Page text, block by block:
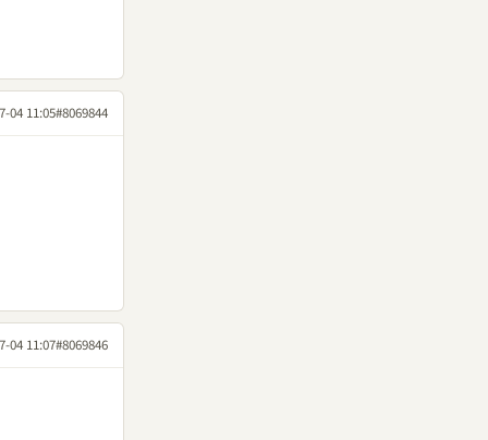
04 11:05#8069844
04 11:07#8069846